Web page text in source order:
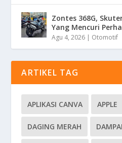
Zontes 368G,
Yang Mencuri
Agu 4, 2026 | Otomotif
ARTIKEL TAG
APLIKASI CANVA APPLE
DAGING MERAH